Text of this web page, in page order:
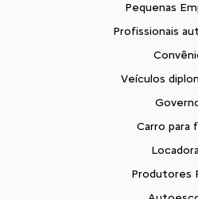
Pequenas
Profissionais
Veículos
Carro para
Produtores